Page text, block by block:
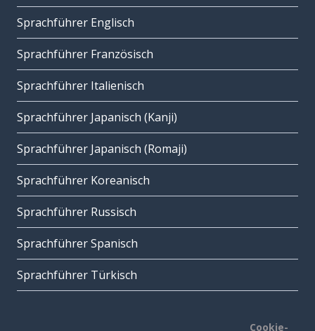
Sprachführer Englisch
Sprachführer Französisch
Sprachführer Italienisch
Sprachführer Japanisch (Kanji)
Sprachführer Japanisch (Romaji)
Sprachführer Koreanisch
Sprachführer Russisch
Sprachführer Spanisch
Sprachführer Türkisch
Cookie-